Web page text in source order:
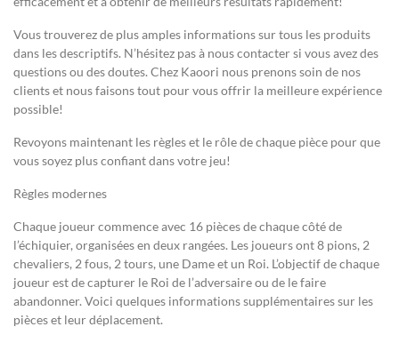
Vous trouverez de plus amples informations sur tous les produits
dans les descriptifs. N’hésitez pas à nous contacter si vous avez des
questions ou des doutes. Chez Kaoori nous prenons soin de nos
clients et nous faisons tout pour vous offrir la meilleure expérience
possible!
Revoyons maintenant les règles et le rôle de chaque pièce pour que
vous soyez plus confiant dans votre jeu!
Règles modernes
Chaque joueur commence avec 16 pièces de chaque côté de
l’échiquier, organisées en deux rangées. Les joueurs ont 8 pions, 2
chevaliers, 2 fous, 2 tours, une Dame et un Roi. L’objectif de chaque
joueur est de capturer le Roi de l’adversaire ou de le faire
abandonner. Voici quelques informations supplémentaires sur les
pièces et leur déplacement.